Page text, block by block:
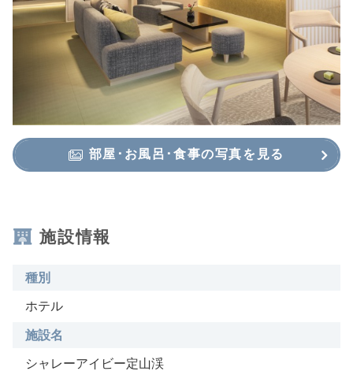
部屋･お風呂･食事の写真を見る
施設情報
種別
ホテル
施設名
シャレーアイビー定山渓